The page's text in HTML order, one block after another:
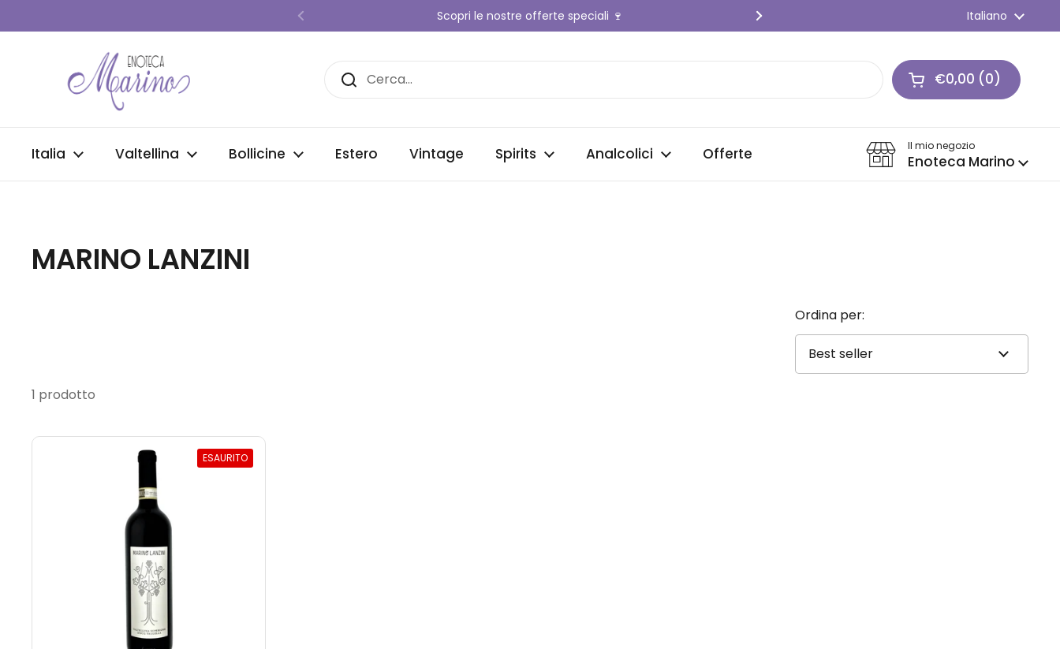
Precedente
Scopri le nostre offerte speciali 🍷 SPEDIZIONE GRATIS 🍇 Per ordini
Successivo Lingua
Italiano
Apri carrello
Carrello Totale:
€0,00 0
prodotti nel
Italia Valtellina Bollicine Estero Vintage Spirits Analcolici Offerte Il mio negozio
Enoteca Marino
MARINO LANZINI
Ordina per:
1 prodotto
ESAURITO